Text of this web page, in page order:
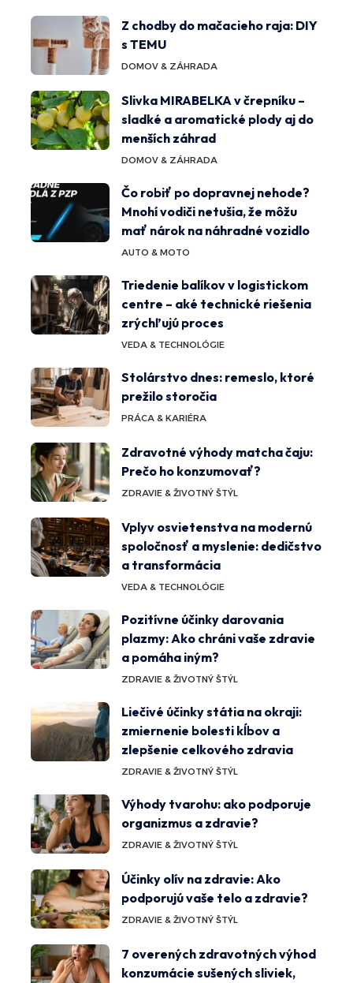
Z chodby do mačacieho raja: DIY
s TEMU
DOMOV & ZÁHRADA
Slivka MIRABELKA v črepníku –
sladké a aromatické plody aj do
menších záhrad
DOMOV & ZÁHRADA
Čo robiť po dopravnej nehode?
Mnohí vodiči netušia, že môžu
mať nárok na náhradné vozidlo
AUTO & MOTO
Triedenie balíkov v logistickom
centre – aké technické riešenia
zrýchľujú proces
VEDA & TECHNOLÓGIE
Stolárstvo dnes: remeslo, ktoré
prežilo storočia
PRÁCA & KARIÉRA
Zdravotné výhody matcha čaju:
Prečo ho konzumovať?
ZDRAVIE & ŽIVOTNÝ ŠTÝL
Vplyv osvietenstva na modernú
spoločnosť a myslenie: dedičstvo
a transformácia
VEDA & TECHNOLÓGIE
Pozitívne účinky darovania
plazmy: Ako chráni vaše zdravie
a pomáha iným?
ZDRAVIE & ŽIVOTNÝ ŠTÝL
Liečivé účinky státia na okraji:
zmiernenie bolesti kĺbov a
zlepšenie celkového zdravia
ZDRAVIE & ŽIVOTNÝ ŠTÝL
Výhody tvarohu: ako podporuje
organizmus a zdravie?
ZDRAVIE & ŽIVOTNÝ ŠTÝL
Účinky olív na zdravie: Ako
podporujú vaše telo a zdravie?
ZDRAVIE & ŽIVOTNÝ ŠTÝL
7 overených zdravotných výhod
konzumácie sušených sliviek,